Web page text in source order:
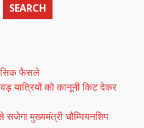
SEARCH
फैसले
यात्रियों को कानूनी किट देकर
मुख्यमंत्री चौम्पियनशिप